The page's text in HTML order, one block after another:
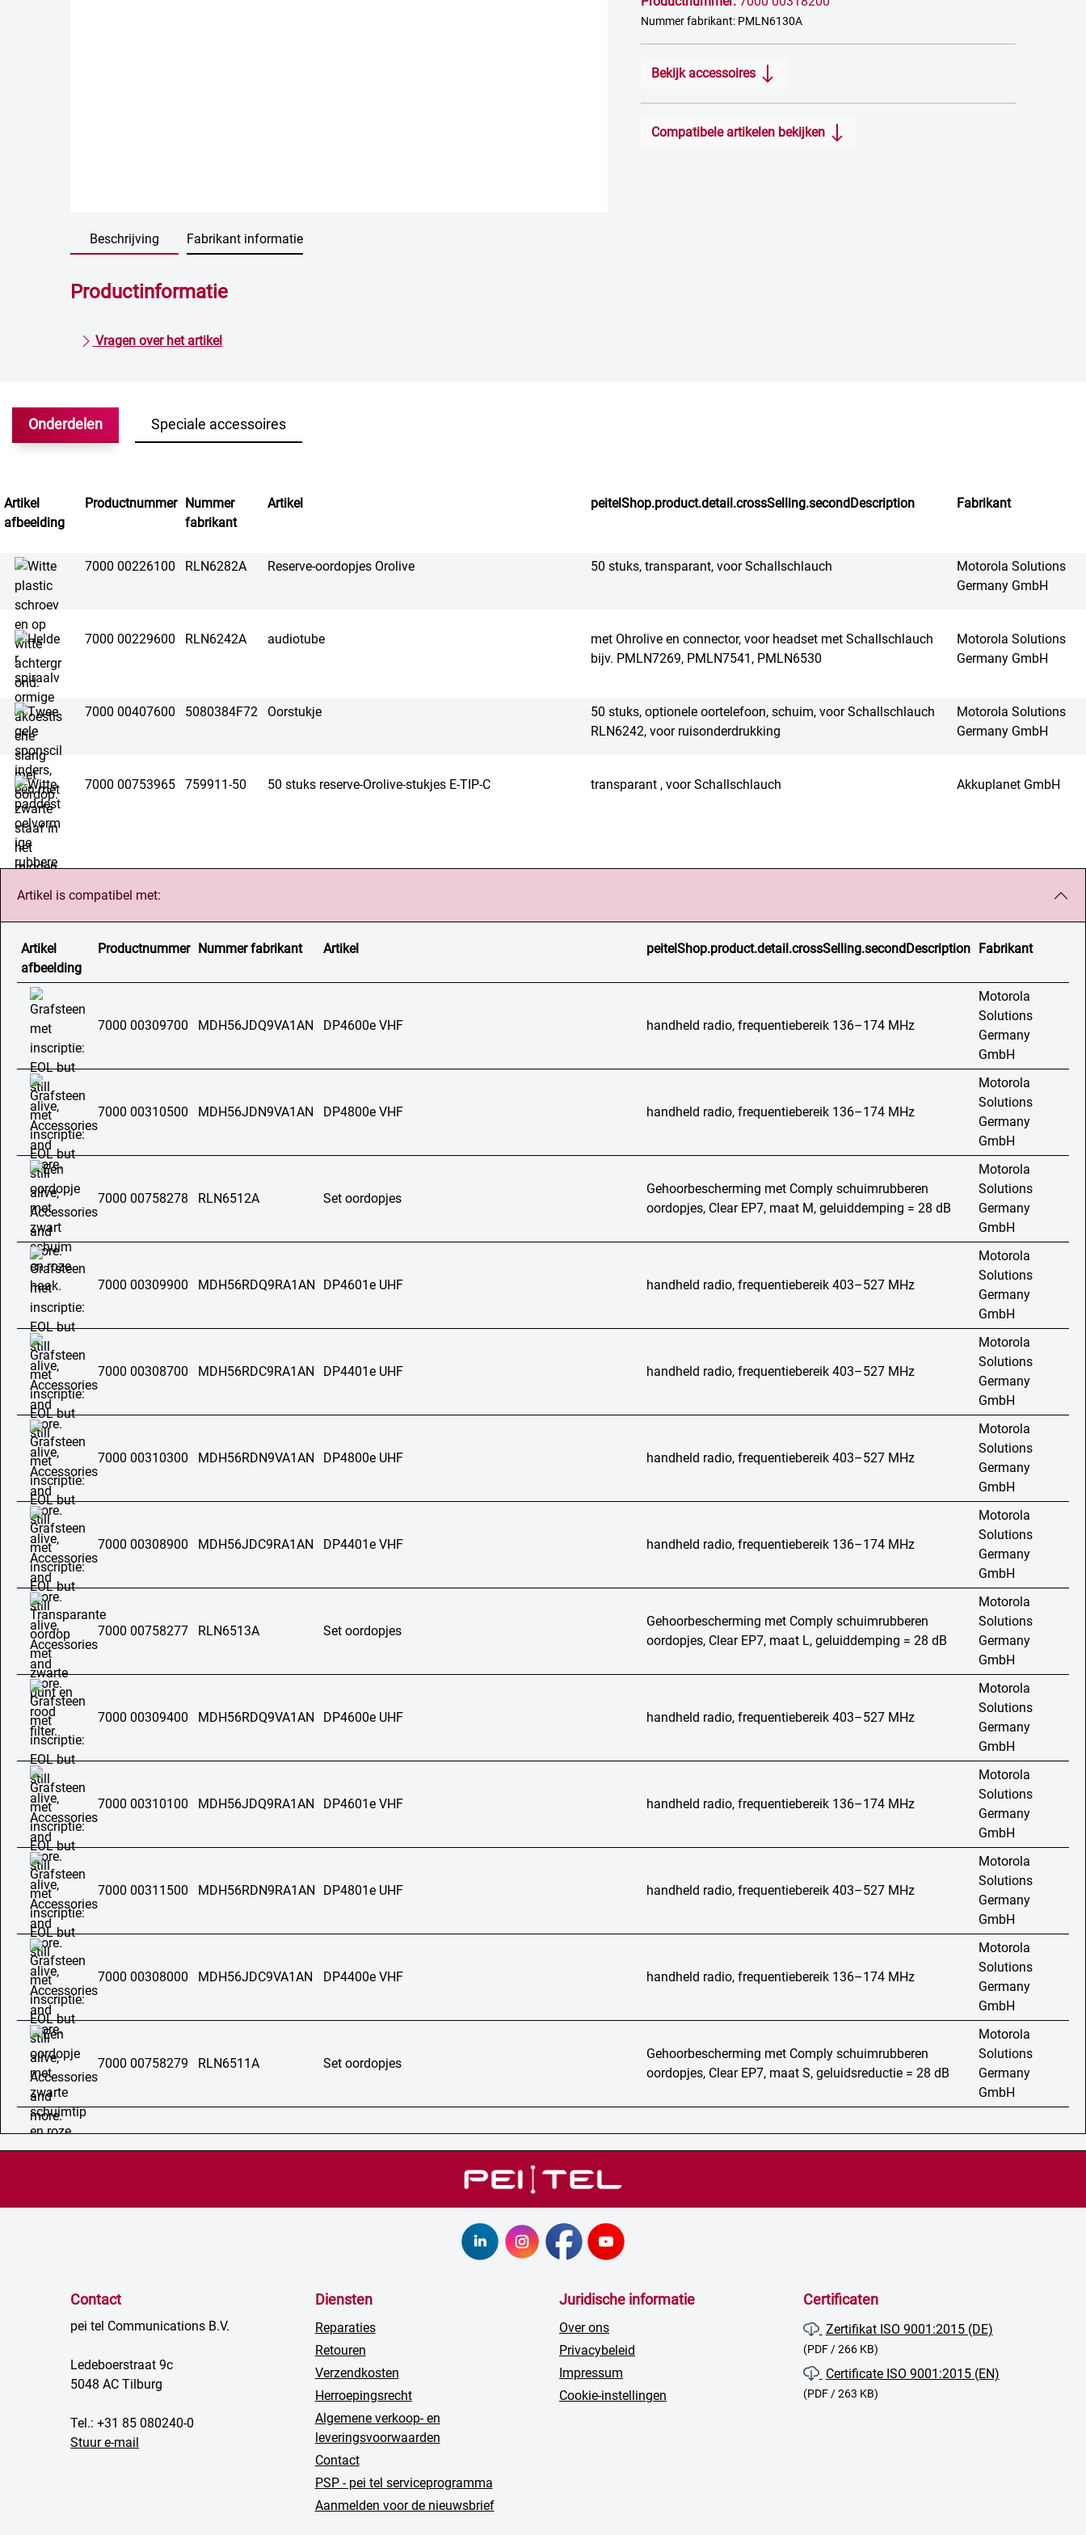
Nummer fabrikant: PMLN6130A
Bekijk accessoires
Compatibele artikelen bekijken
Beschrijving Fabrikant informatie
Productinformatie
Vragen over het artikel
Onderdelen Speciale accessoires
Artikel
afbeelding
Productnummer Nummer
fabrikant
Artikel peitelShop.product.detail.crossSelling.secondDescription Fabrikant
7000 00226100 RLN6282A Reserve-oordopjes Orolive 50 stuks, transparant, voor Schallschlauch
Motorola Solutions
Germany GmbH
7000 00229600 RLN6242A audiotube
met Ohrolive en connector, voor headset met Schallschlauch
bijv. PMLN7269, PMLN7541, PMLN6530
Motorola Solutions
Germany GmbH
7000 00407600 5080384F72 Oorstukje
50 stuks, optionele oortelefoon, schuim, voor Schallschlauch
RLN6242, voor ruisonderdrukking
Motorola Solutions
Germany GmbH
7000 00753965 759911-50 50 stuks reserve-Orolive-stukjes E-TIP-C transparant , voor Schallschlauch Akkuplanet GmbH
Artikel is compatibel met:
Artikel
afbeelding
Productnummer Nummer fabrikant Artikel peitelShop.product.detail.crossSelling.secondDescription Fabrikant
7000 00309700 MDH56JDQ9VA1AN DP4600e VHF handheld radio, frequentiebereik 136–174 MHz
Motorola
Solutions
Germany
GmbH
7000 00310500 MDH56JDN9VA1AN DP4800e VHF handheld radio, frequentiebereik 136–174 MHz
Motorola
Solutions
Germany
GmbH
7000 00758278 RLN6512A Set oordopjes
Gehoorbescherming met Comply schuimrubberen
oordopjes, Clear EP7, maat M, geluiddemping = 28 dB
Motorola
Solutions
Germany
GmbH
7000 00309900 MDH56RDQ9RA1AN DP4601e UHF handheld radio, frequentiebereik 403–527 MHz
Motorola
Solutions
Germany
GmbH
7000 00308700 MDH56RDC9RA1AN DP4401e UHF handheld radio, frequentiebereik 403–527 MHz
Motorola
Solutions
Germany
GmbH
7000 00310300 MDH56RDN9VA1AN DP4800e UHF handheld radio, frequentiebereik 403–527 MHz
Motorola
Solutions
Germany
GmbH
7000 00308900 MDH56JDC9RA1AN DP4401e VHF handheld radio, frequentiebereik 136–174 MHz
Motorola
Solutions
Germany
GmbH
7000 00758277 RLN6513A Set oordopjes
Gehoorbescherming met Comply schuimrubberen
oordopjes, Clear EP7, maat L, geluiddemping = 28 dB
Motorola
Solutions
Germany
GmbH
7000 00309400 MDH56RDQ9VA1AN DP4600e UHF handheld radio, frequentiebereik 403–527 MHz
Motorola
Solutions
Germany
GmbH
7000 00310100 MDH56JDQ9RA1AN DP4601e VHF handheld radio, frequentiebereik 136–174 MHz
Motorola
Solutions
Germany
GmbH
7000 00311500 MDH56RDN9RA1AN DP4801e UHF handheld radio, frequentiebereik 403–527 MHz
Motorola
Solutions
Germany
GmbH
7000 00308000 MDH56JDC9VA1AN DP4400e VHF handheld radio, frequentiebereik 136–174 MHz
Motorola
Solutions
Germany
GmbH
7000 00758279 RLN6511A Set oordopjes
Gehoorbescherming met Comply schuimrubberen
oordopjes, Clear EP7, maat S, geluidsreductie = 28 dB
Motorola
Solutions
Germany
GmbH
Contact
pei tel Communications B.V.
Ledeboerstraat 9c
5048 AC Tilburg
Tel.: +31 85 080240-0
Stuur e-mail
Diensten
Reparaties
Retouren
Verzendkosten
Herroepingsrecht
Algemene verkoop- en
leveringsvoorwaarden
Contact
PSP - pei tel serviceprogramma
Aanmelden voor de nieuwsbrief
Juridische informatie
Over ons
Privacybeleid
Impressum
Cookie-instellingen
Certificaten
Zertifikat ISO 9001:2015 (DE)
(PDF / 266 KB)
Certificate ISO 9001:2015 (EN)
(PDF / 263 KB)